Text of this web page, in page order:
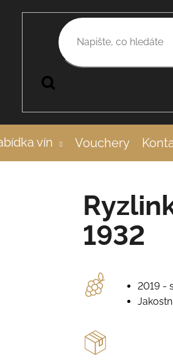
vín Vouchery
1932
2019 -